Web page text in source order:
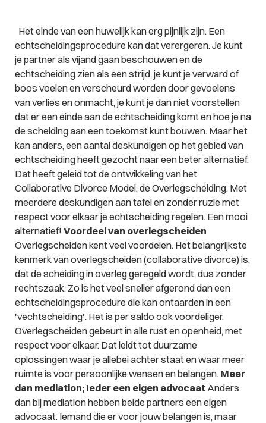
Het einde van een huwelijk kan erg pijnlijk zijn. Een
echtscheidingsprocedure kan dat verergeren. Je kunt
je partner als vijand gaan beschouwen en de
echtscheiding zien als een strijd, je kunt je verward of
boos voelen en verscheurd worden door gevoelens
van verlies en onmacht, je kunt je dan niet voorstellen
dat er een einde aan de echtscheiding komt en hoe je na
de scheiding aan een toekomst kunt bouwen. Maar het
kan anders, een aantal deskundigen op het gebied van
echtscheiding heeft gezocht naar een beter alternatief.
Dat heeft geleid tot de ontwikkeling van het
Collaborative Divorce Model, de Overlegscheiding. Met
meerdere deskundigen aan tafel en zonder ruzie met
respect voor elkaar je echtscheiding regelen. Een mooi
alternatief! Voordeel van overlegscheiden
Overlegscheiden kent veel voordelen. Het belangrijkste
kenmerk van overlegscheiden (collaborative divorce) is,
dat de scheiding in overleg geregeld wordt, dus zonder
rechtszaak. Zo is het veel sneller afgerond dan een
echtscheidingsprocedure die kan ontaarden in een
'vechtscheiding'. Het is per saldo ook voordeliger.
Overlegscheiden gebeurt in alle rust en openheid, met
respect voor elkaar. Dat leidt tot duurzame
oplossingen waar je allebei achter staat en waar meer
ruimte is voor persoonlijke wensen en belangen. Meer
dan mediation; Ieder een eigen advocaat Anders
dan bij mediation hebben beide partners een eigen
advocaat. Iemand die er voor jouw belangen is, maar